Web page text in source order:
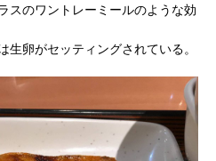
スのワントレーミールのような効
卵がセッティングされている。